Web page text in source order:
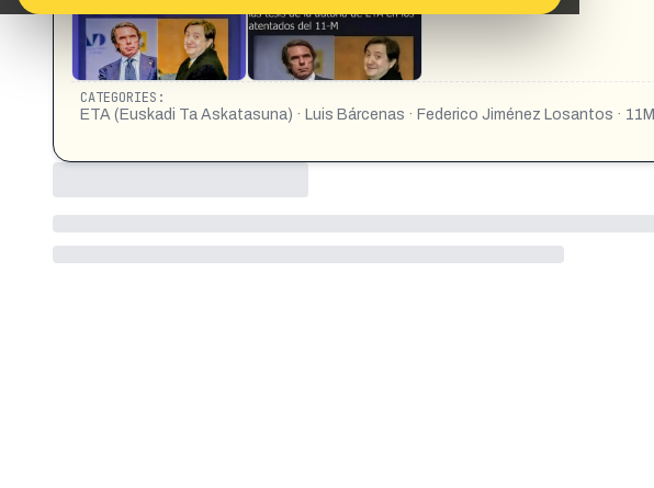
CATEGORIES:
ETA (Euskadi Ta Askatasuna) · Luis Bárcenas · Federico Jiménez Losantos · 11M